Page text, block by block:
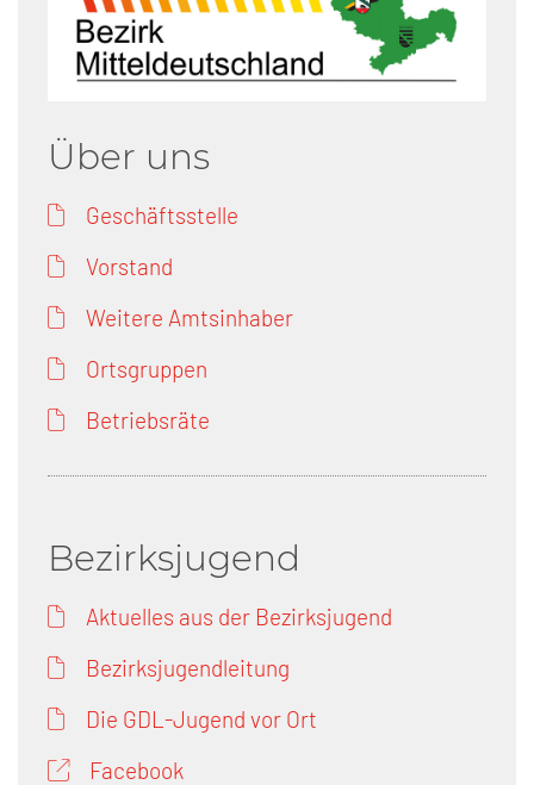
Über uns
Geschäftsstelle
Vorstand
Weitere Amtsinhaber
Ortsgruppen
Betriebsräte
Bezirksjugend
Aktuelles aus der Bezirksjugend
Bezirksjugendleitung
Die GDL-Jugend vor Ort
Facebook